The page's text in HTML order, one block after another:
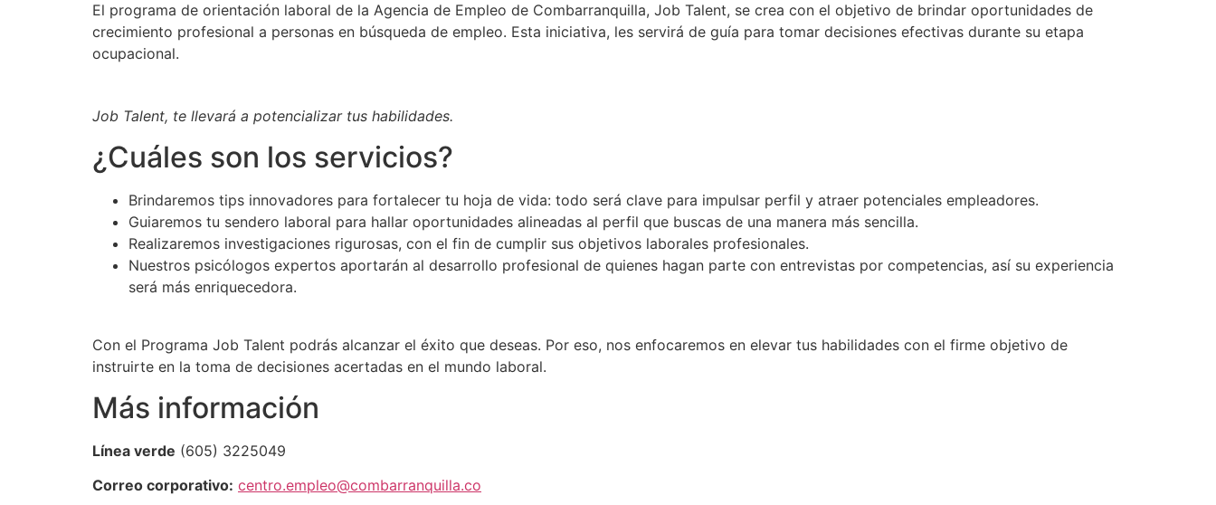
El programa de orientación laboral de la Agencia de Empleo de Combarranquilla, Job Talent, se crea con el objetivo de brindar oportunidades de
crecimiento profesional a personas en búsqueda de empleo. Esta iniciativa, les servirá de guía para tomar decisiones efectivas durante su etapa
ocupacional.
Job Talent, te llevará a potencializar tus habilidades.
¿Cuáles son los servicios?
Brindaremos tips innovadores para fortalecer tu hoja de vida: todo será clave para impulsar perfil y atraer potenciales empleadores.
Guiaremos tu sendero laboral para hallar oportunidades alineadas al perfil que buscas de una manera más sencilla.
Realizaremos investigaciones rigurosas, con el fin de cumplir sus objetivos laborales profesionales.
Nuestros psicólogos expertos aportarán al desarrollo profesional de quienes hagan parte con entrevistas por competencias, así su experiencia
será más enriquecedora.
Con el Programa Job Talent podrás alcanzar el éxito que deseas. Por eso, nos enfocaremos en elevar tus habilidades con el firme objetivo de
instruirte en la toma de decisiones acertadas en el mundo laboral.
Más información
Línea verde (605) 3225049
Correo corporativo: centro.empleo@combarranquilla.co